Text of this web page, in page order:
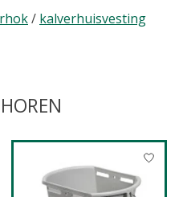
/ kalverhuisvesting